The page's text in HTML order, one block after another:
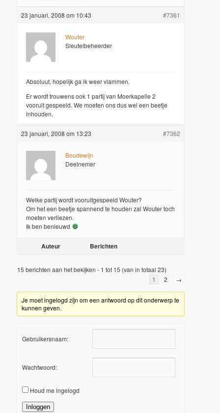
23 januari, 2008 om 10:43 #7361
Wouter
Sleutelbeheerder
Absoluut, hopelijk ga ik weer vlammen.
Er wordt trouwens ook 1 partij van Moerkapelle 2
vooruit gespeeld. We moeten ons dus wel een beetje
inhouden.
23 januari, 2008 om 13:23 #7362
Boudewijn
Deelnemer
Welke partij wordt vooruitgespeeld Wouter?
Om het een beetje spannend te houden zal Wouter toch
moeten verliezen.
Ik ben benieuwd
Auteur Berichten
15 berichten aan het bekijken - 1 tot 15 (van in totaal 23)
1
2 →
Je moet ingelogd zijn om een antwoord op dit onderwerp te
kunnen geven.
Gebruikersnaam:
Wachtwoord:
Houd me ingelogd
Inloggen